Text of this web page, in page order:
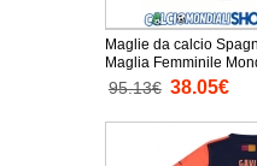
Maglie da calcio
95.13€ 38.05€